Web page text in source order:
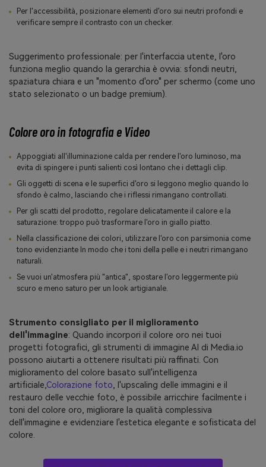
Per l'accessibilità, posizionare elementi d'oro sui neutri profondi e
verificare sempre il contrasto con un checker.
Suggerimento professionale: per l'interfaccia utente, l'oro
funziona meglio quando la gerarchia è ovvia: sfondi neutri,
spaziatura chiara e un "momento d'oro" per schermo (come uno
stato selezionato o un badge premium).
Colore oro in fotografia e Video
Appoggiati all'illuminazione calda per rendere l'oro luminoso, ma
evita di spingere i punti salienti così lontano che i dettagli clip.
Gli oggetti di scena e le superfici d'oro si leggono meglio quando lo
sfondo è calmo, lasciando che i riflessi rimangano controllati.
Per gli scatti del prodotto, regolare delicatamente il calore e la
saturazione: troppo può trasformare l'oro in giallo piatto.
Nella classificazione dei colori, utilizzare l'oro con parsimonia come
tono evidenziante In modo che i toni della pelle e i neutri rimangano
naturali.
Se vuoi un'atmosfera più "antica", spostare l'oro leggermente più
scuro e meno saturo per un look artigianale.
Strumento consigliato per il miglioramento
dell'immagine: Quando incorpori il colore oro nei tuoi
progetti fotografici, gli strumenti di immagine AI di Media.io
possono aiutarti a ottenere risultati più raffinati. Con
miglioramento del colore basato sull'intelligenza
artificiale,Colorazione foto, l'upscaling delle immagini e il
restauro delle vecchie foto, è possibile arricchire facilmente i
toni del colore oro, migliorare la qualità complessiva
dell'immagine e evidenziare l'estetica elegante e sofisticata del
colore.